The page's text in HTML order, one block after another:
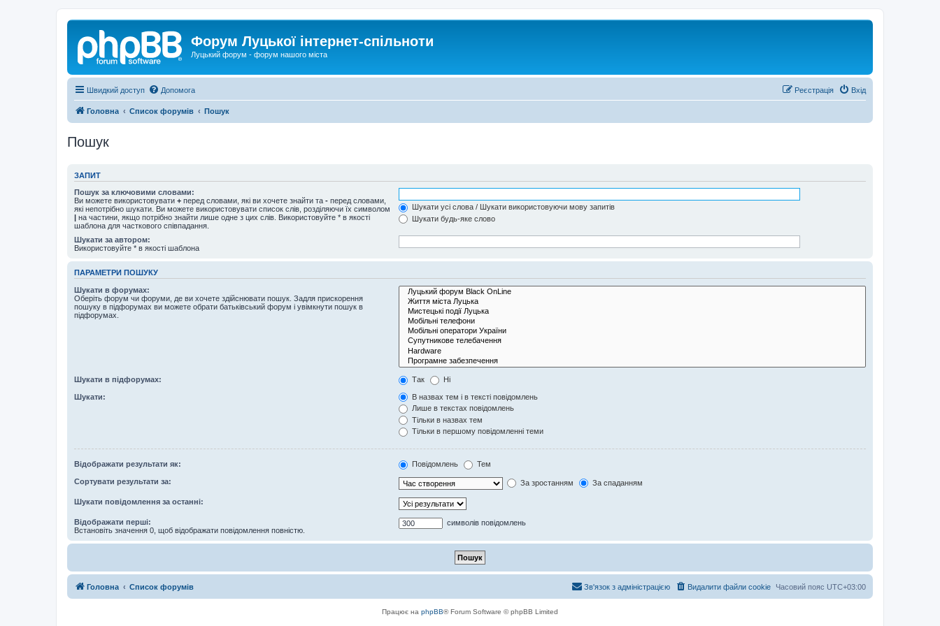
Форум Луцької інтернет-спільноти
Луцький форум - форум нашого міста
Швидкий доступ Допомога Вхід
Реєстрація
Головна Список форумів Пошук
Пошук
ЗАПИТ
Пошук за ключовими словами:
Ви можете використовувати + перед словами, які ви хочете знайти та - перед словами,
які непотрібно шукати. Ви можете використовувати список слів, розділяючи їх символом
| на частини, якщо потрібно знайти лише одне з цих слів. Використовуйте * в якості
шаблона для часткового співпадання.
Шукати усі слова / Шукати використовуючи мову запитів
Шукати будь-яке слово
Шукати за автором:
Використовуйте * в якості шаблона
ПАРАМЕТРИ ПОШУКУ
Шукати в форумах:
Оберіть форум чи форуми, де ви хочете здійснювати пошук. Задля прискорення
пошуку в підфорумах ви можете обрати батьківський форум і увімкнути пошук в
підфорумах.
Шукати в підфорумах: Так Ні
Шукати:
В назвах тем і в тексті повідомлень
Лише в текстах повідомлень
Тільки в назвах тем
Тільки в першому повідомленні теми
Відображати результати як: Повідомлень Тем
Сортувати результати за: За зростанням За спаданням
Шукати повідомлення за останні:
Відображати перші:
Встановіть значення 0, щоб відображати повідомлення повністю.
символів повідомлень
Головна Список форумів Часовий пояс UTC+03:00
Видалити файли cookie
Зв'язок з адміністрацією
Працює на phpBB® Forum Software © phpBB Limited